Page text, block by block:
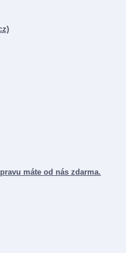
máte od nás zdarma.